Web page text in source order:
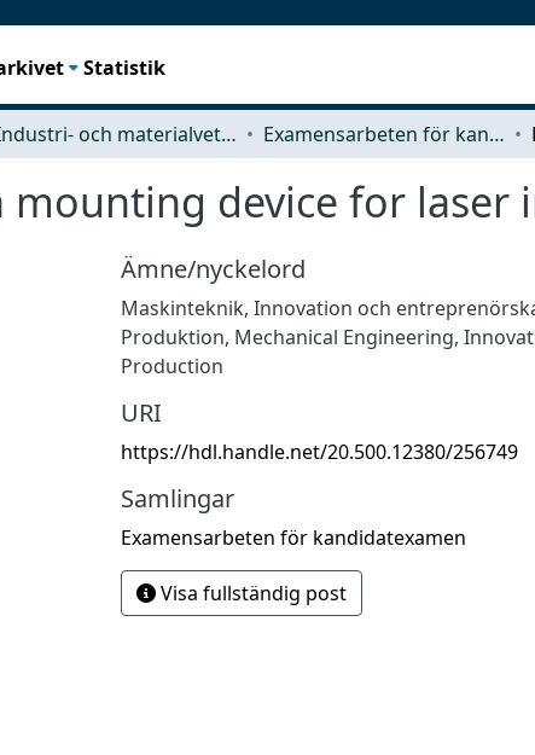
Statistik
Industri- och materialvetenskap (IMS) Examensarbeten för kandidatexamen
mounting device for laser
Ämne/nyckelord
Maskinteknik, Innovation och
Produktion, Mechanical Engineering,
Production
URI
https://hdl.handle.net/20.500.12380/256749
Samlingar
Examensarbeten för kandidatexamen
Visa fullständig post